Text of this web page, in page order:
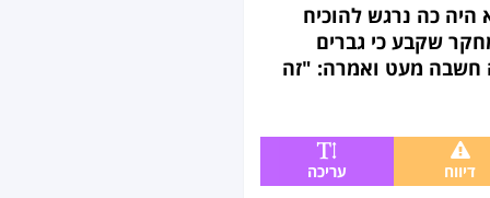
כה נרגש להוכיח
שקבע כי גברים
מדברות 30.000 מילים ביום. האשה חשבה מעט ואמרה: "זה
דיווח עריכה